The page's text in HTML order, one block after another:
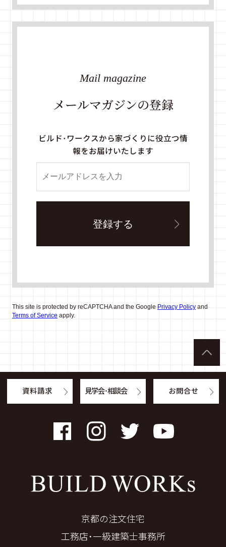
メールマガジンの登録
Mail magazine
ビルド・ワークスから家づくりに役立つ情
報をお届けいたします
This site is protected by reCAPTCHA and the Google Privacy Policyand
Terms of Service apply.
FacebookInstagramTwitter YouTube
京都の注文住宅
工務店・一級建築士事務所
資料請求 見学会・相談会 お問合せ